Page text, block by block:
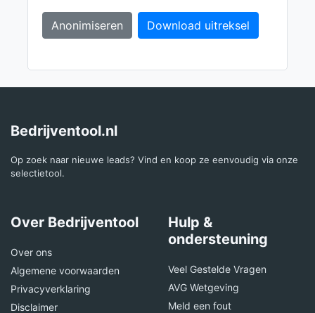
Anonimiseren Download uitreksel
Bedrijventool.nl
Op zoek naar nieuwe leads? Vind en koop ze eenvoudig via onze
selectietool.
Over Bedrijventool
Over ons
Algemene voorwaarden
Privacyverklaring
Disclaimer
Hulp &
ondersteuning
Veel Gestelde Vragen
AVG Wetgeving
Meld een fout